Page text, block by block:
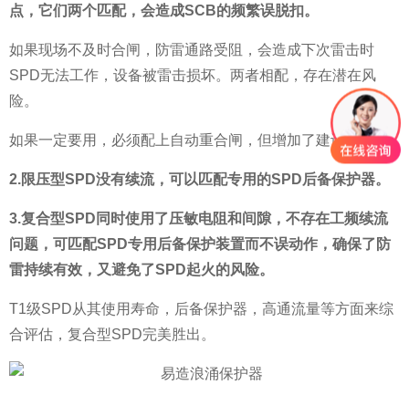
点，它们两个匹配，会造成SCB的频繁误脱扣。
如果现场不及时合闸，防雷通路受阻，会造成下次雷击时
SPD无法工作，设备被雷击损坏。两者相配，存在潜在风
险。
如果一定要用，必须配上自动重合闸，但增加了建设成本。
2.限压型SPD没有续流，可以匹配专用的SPD后备保护器。
3.复合型SPD同时使用了压敏电阻和间隙，不存在工频续流
问题，可匹配SPD专用后备保护装置而不误动作，确保了防
雷持续有效，又避免了SPD起火的风险。
T1级SPD从其使用寿命，后备保护器，高通流量等方面来综
合评估，复合型SPD完美胜出。